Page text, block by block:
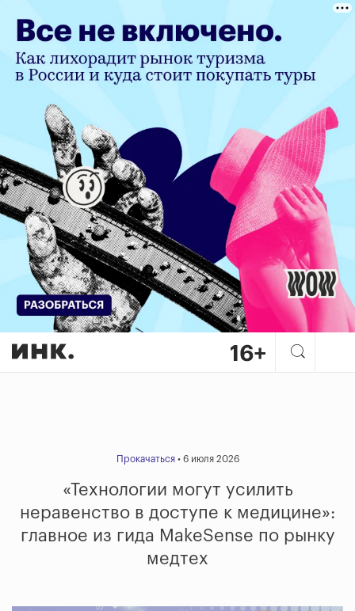
Прокачаться• 6 июля 2026
«Технологии могут усилить
неравенство в доступе к медицине»:
главное из гида MakeSense по рынку
медтех